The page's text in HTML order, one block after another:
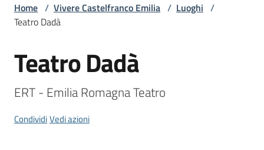
Novità
Servizi
Home / Vivere Castelfranco Emilia / Luoghi /
Teatro Dadà
Salta al contenuto
Teatro Dadà
ERT - Emilia Romagna Teatro
CondividiVedi azioni